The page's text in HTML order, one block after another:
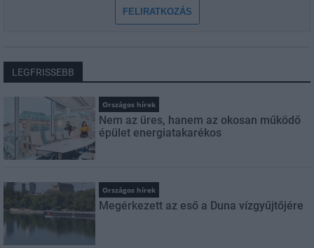
FELIRATKOZÁS
LEGFRISSEBB
Országos hírek
Nem az üres, hanem az okosan működő
épület energiatakarékos
Országos hírek
Megérkezett az eső a Duna vízgyűjtőjére